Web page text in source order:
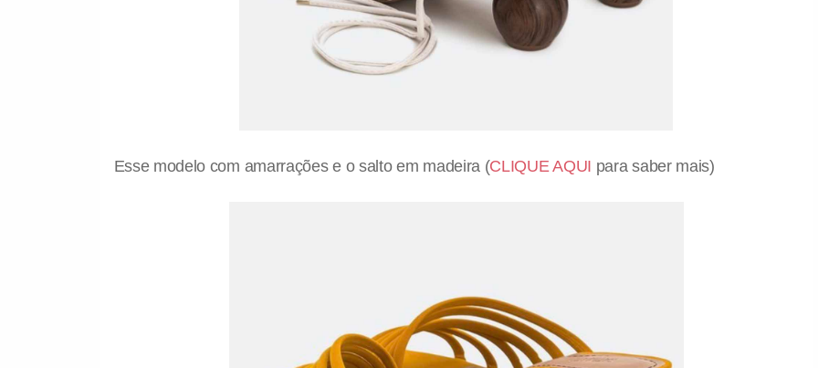
Esse modelo com amarrações e o salto em madeira (CLIQUE AQUI para saber mais)